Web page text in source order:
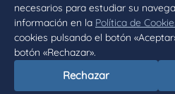
necesarios para estudiar su
información en la Política de
cookies pulsando el botón
botón «Rechazar».
Rechazar
Facebook
X
Inicio Aviso legal
Declaración de